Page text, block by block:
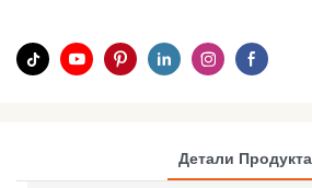
Детали Продукта